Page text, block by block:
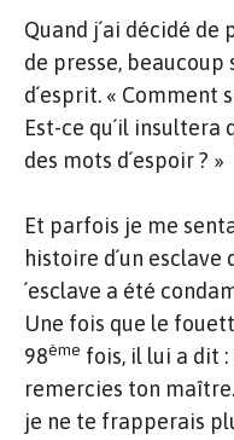
Quand j´ai décidé
de presse,
d´esprit. « Comment
Est-ce qu´il insultera
des mots d´espoir ? »
Et parfois je me
histoire d´un esclave
´esclave a été
Une fois que le
98ème fois, il lui a dit
remercies ton
je ne te frapperais